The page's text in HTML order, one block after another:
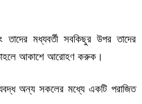
মধ্যবর্তী সবকিছুর উপর তাদের
তাহলে আকাশে আরোহণ করুক।
অন্য সকলের মধ্যে একটি পরাজিত